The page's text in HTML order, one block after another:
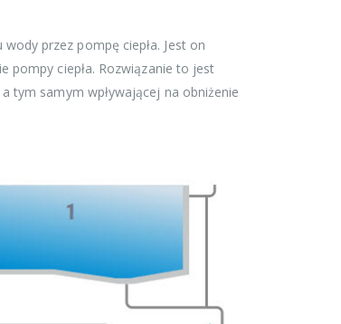
przez pompę ciepła. Jest on
pompy ciepła. Rozwiązanie to jest
tym samym wpływającej na obniżenie